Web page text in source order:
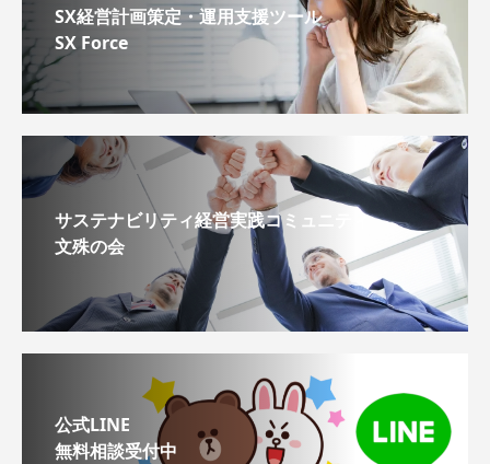
SX経営計画策定・運用支援ツール
SX Force
サステナビリティ経営実践コミュニティ
文殊の会
公式LINE
無料相談受付中